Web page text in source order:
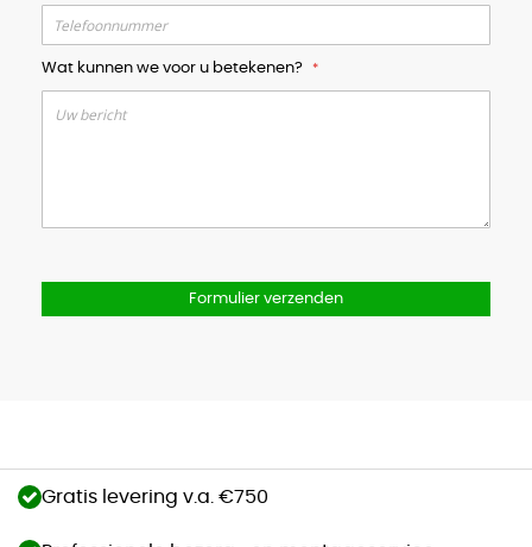
Wat kunnen we voor u betekenen?
Formulier verzenden
Gratis levering v.a. €750